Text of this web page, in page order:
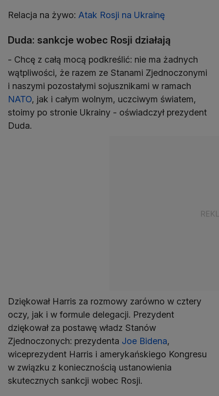
Relacja na żywo: Atak Rosji na Ukrainę
Duda: sankcje wobec Rosji działają
- Chcę z całą mocą podkreślić: nie ma żadnych
wątpliwości, że razem ze Stanami Zjednoczonymi
i naszymi pozostałymi sojusznikami w ramach
NATO, jak i całym wolnym, uczciwym światem,
stoimy po stronie Ukrainy - oświadczył prezydent
Duda.
Dziękował Harris za rozmowy zarówno w cztery
oczy, jak i w formule delegacji. Prezydent
dziękował za postawę władz Stanów
Zjednoczonych: prezydenta Joe Bidena,
wiceprezydent Harris i amerykańskiego Kongresu
w związku z koniecznością ustanowienia
skutecznych sankcji wobec Rosji.